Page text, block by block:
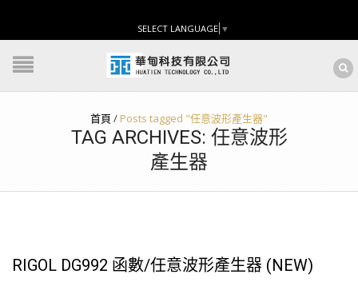
SELECT LANGUAGE ▼
首頁 /Posts tagged "任意波形產生器"
TAG ARCHIVES: 任意波形
產生器
RIGOL DG992 函數/任意波形產生器 (NEW)